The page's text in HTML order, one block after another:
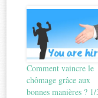
Comment vaincre le
chômage grâce aux
bonnes manières ? 1/